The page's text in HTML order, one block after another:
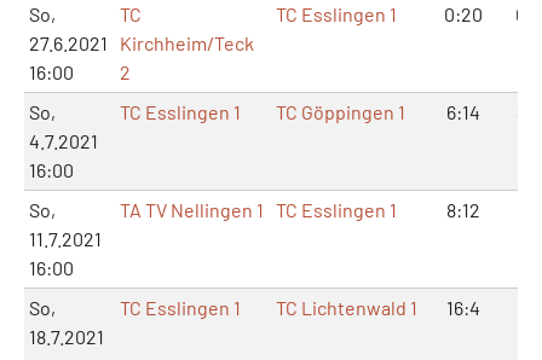
So,
27.6.2021
16:00
TC
Kirchheim/Teck
2
TC Esslingen 1 0:20
So,
4.7.2021
16:00
TC Esslingen 1 TC Göppingen 1 6:14
So,
11.7.2021
16:00
TA TV Nellingen 1 TC Esslingen 1 8:12
So,
18.7.2021
TC Esslingen 1 TC Lichtenwald 1 16:4